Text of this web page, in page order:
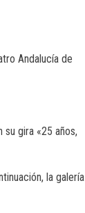
Andalucía de
gira «25 años,
la galería